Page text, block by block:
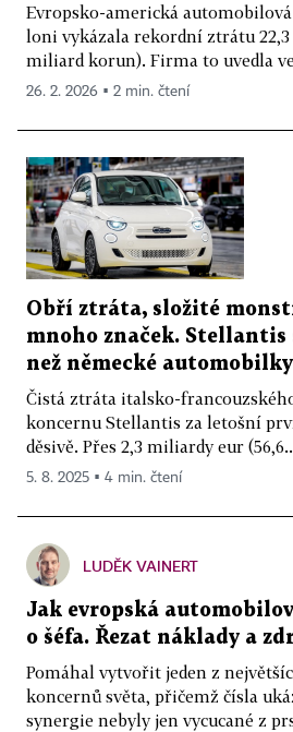
Evropsko-americká
loni vykázala rekordní ztrátu
miliard korun). Firma to uvedla
26. 2. 2026 ▪ 2 min. čtení
Obří ztráta, složité
mnoho značek.
než německé automobilky
Čistá ztráta italsko-
koncernu Stellantis za letošní
děsivě. Přes 2,3 miliardy eur
5. 8. 2025 ▪ 4 min. čtení
LUDĚK VAINERT
Jak evropská
o šéfa. Řezat náklady a
Pomáhal vytvořit jeden z
koncernů světa, přičemž čísla
synergie nebyly jen vycucané z